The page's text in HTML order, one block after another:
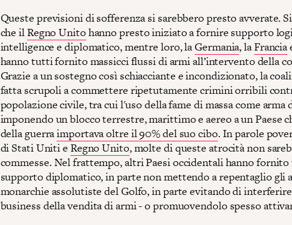
Queste previsioni di sofferenza si sarebbero presto avverate.
che ilRegno Unitohanno presto iniziato a fornire supporto
intelligence e diplomatico, mentre loro, laGermania, laFrancia
hanno tutti fornito massicci flussi di armi all’intervento della
Grazie a un sostegno così schiacciante e incondizionato, la
fatta scrupoli a commettere ripetutamente crimini orribili
popolazione civile, tra cui l'uso della fame di massa come arma
imponendo un blocco terrestre, marittimo e aereo a un Paese
della guerraimportava oltre il 90% del suo cibo. In parole
di Stati Uniti e Regno Unito, molte di queste atrocità non
commesse. Nel frattempo, altri Paesi occidentali hanno
supporto diplomatico, in parte non mettendo a repentaglio gli
monarchie assolutiste del Golfo, in parte evitando di
business della vendita di armi - o promuovendolo spesso